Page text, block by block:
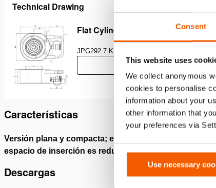
Consent
This website uses
We collect anonymous
cookies to personalise
information about your
other information that
your preferences via
Use necessary
Technical Drawing
Flat Cylinder, Spring Return, HFC
JPG292.7 KB
Descargar
Características
Versión plana y compacta; efi caz cuando el
espacio de inserción es reducido
Descargas